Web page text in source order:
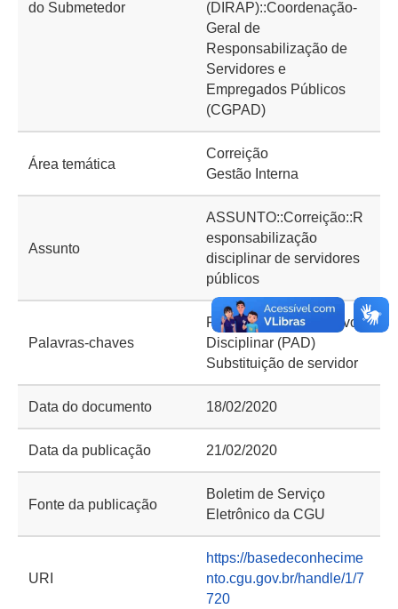
do Submetedor
(DIRAP)::Coordenação-
Geral de
Responsabilização de
Servidores e
Empregados Públicos
(CGPAD)
Área temática
Correição
Gestão Interna
Assunto
ASSUNTO::Correição::R
esponsabilização
disciplinar de servidores
públicos
Palavras-chaves
Processo Administrativo
Disciplinar (PAD)
Substituição de servidor
Data do documento 18/02/2020
Data da publicação 21/02/2020
Fonte da publicação
Boletim de Serviço
Eletrônico da CGU
URI
https://basedeconhecime
nto.cgu.gov.br/handle/1/7
720